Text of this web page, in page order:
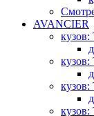
AVANCIER
кузов:
кузов:
кузов:
кузов: